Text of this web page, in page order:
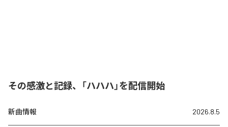
その感激と記録、「ハハハ」を配信開始
新曲情報 2026.8.5